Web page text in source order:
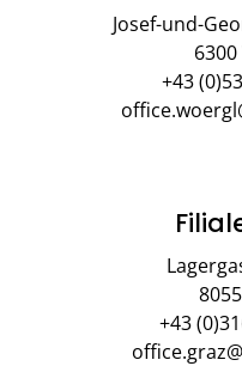
Josef-und-
+43
+43